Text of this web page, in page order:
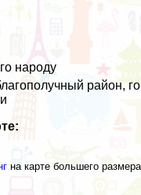
народу
район,
на карте большего размера